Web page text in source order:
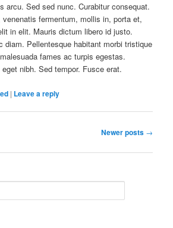
arcu. Sed sed nunc. Curabitur consequat.
fermentum, mollis in, porta et,
in elit. Mauris dictum libero id justo.
diam. Pellentesque habitant morbi tristique
fames ac turpis egestas.
nibh. Sed tempor. Fusce erat.
| Leave a reply
Newer posts →